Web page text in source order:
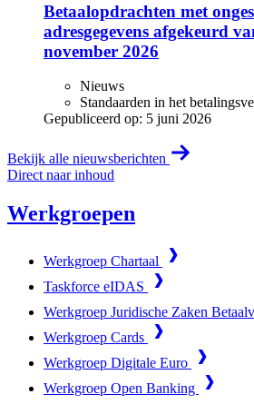
Betaalopdrachten met
adresgegevens afgekeurd
november 2026
Nieuws
Standaarden in het
Gepubliceerd op: 5 juni 2026
Bekijk alle nieuwsberichten
Direct naar inhoud
Werkgroepen
Werkgroep Chartaal
Taskforce eIDAS
Werkgroep Juridische Zaken
Werkgroep Cards
Werkgroep Digitale Euro
Werkgroep Open Banking